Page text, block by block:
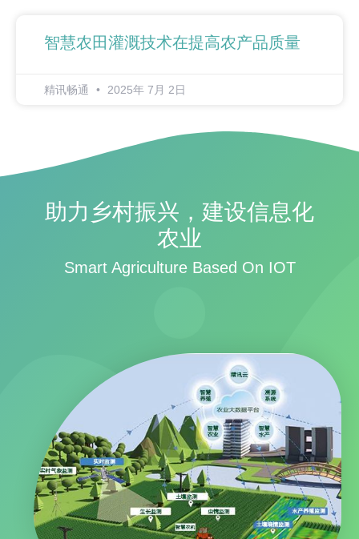
智慧农田灌溉技术在提高农产品质量
精讯畅通 2025年 7月 2日
助力乡村振兴，建设信息化
农业
Smart Agriculture Based On IOT